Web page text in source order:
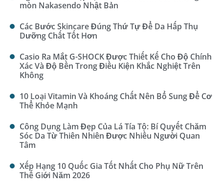
mòn Nakasendo Nhật Bản
Các Bước Skincare Đúng Thứ Tự Để Da Hấp Thụ
Dưỡng Chất Tốt Hơn
Casio Ra Mắt G-SHOCK Được Thiết Kế Cho Độ Chính
Xác Và Độ Bền Trong Điều Kiện Khắc Nghiệt Trên
Không
10 Loại Vitamin Và Khoáng Chất Nên Bổ Sung Để Cơ
Thể Khỏe Mạnh
Công Dụng Làm Đẹp Của Lá Tía Tô: Bí Quyết Chăm
Sóc Da Từ Thiên Nhiên Được Nhiều Người Quan
Tâm
Xếp Hạng 10 Quốc Gia Tốt Nhất Cho Phụ Nữ Trên
Thế Giới Năm 2026